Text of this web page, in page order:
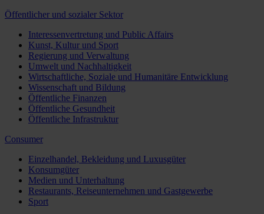
Öffentlicher und sozialer Sektor
Interessenvertretung und Public Affairs
Kunst, Kultur und Sport
Regierung und Verwaltung
Umwelt und Nachhaltigkeit
Wirtschaftliche, Soziale und Humanitäre Entwicklung
Wissenschaft und Bildung
Öffentliche Finanzen
Öffentliche Gesundheit
Öffentliche Infrastruktur
Consumer
Einzelhandel, Bekleidung und Luxusgüter
Konsumgüter
Medien und Unterhaltung
Restaurants, Reiseunternehmen und Gastgewerbe
Sport